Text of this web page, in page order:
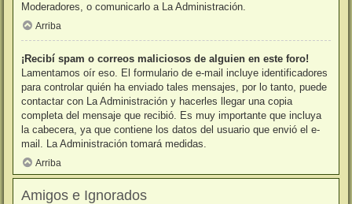
Moderadores, o comunicarlo a La Administración.
Arriba
¡Recibí spam o correos maliciosos de alguien en este foro!
Lamentamos oír eso. El formulario de e-mail incluye identificadores
para controlar quién ha enviado tales mensajes, por lo tanto, puede
contactar con La Administración y hacerles llegar una copia
completa del mensaje que recibió. Es muy importante que incluya
la cabecera, ya que contiene los datos del usuario que envió el e-
mail. La Administración tomará medidas.
Arriba
Amigos e Ignorados